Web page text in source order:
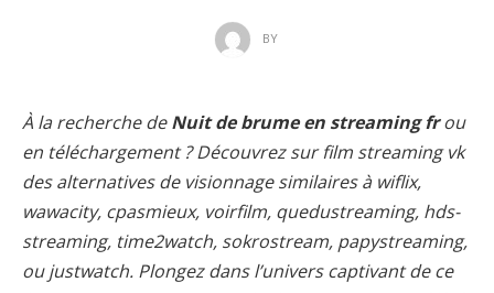
BY
À la recherche deNuit de brume en streaming frou
en téléchargement ? Découvrez sur film streaming vk
des alternatives de visionnage similaires à wiflix,
wawacity, cpasmieux, voirfilm, quedustreaming, hds-
streaming, time2watch, sokrostream, papystreaming,
ou justwatch. Plongez dans l’univers captivant de ce